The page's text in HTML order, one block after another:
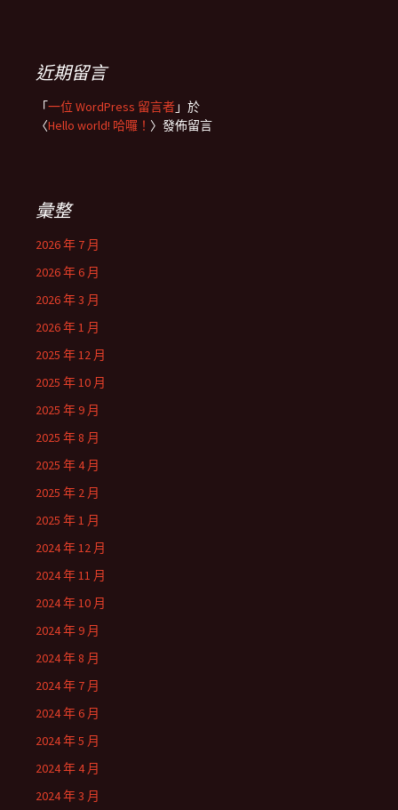
近期留言
「一位 WordPress 留言者」於
〈Hello world! 哈囉！ 〉發佈留言
彙整
2026 年 7 月
2026 年 6 月
2026 年 3 月
2026 年 1 月
2025 年 12 月
2025 年 10 月
2025 年 9 月
2025 年 8 月
2025 年 4 月
2025 年 2 月
2025 年 1 月
2024 年 12 月
2024 年 11 月
2024 年 10 月
2024 年 9 月
2024 年 8 月
2024 年 7 月
2024 年 6 月
2024 年 5 月
2024 年 4 月
2024 年 3 月